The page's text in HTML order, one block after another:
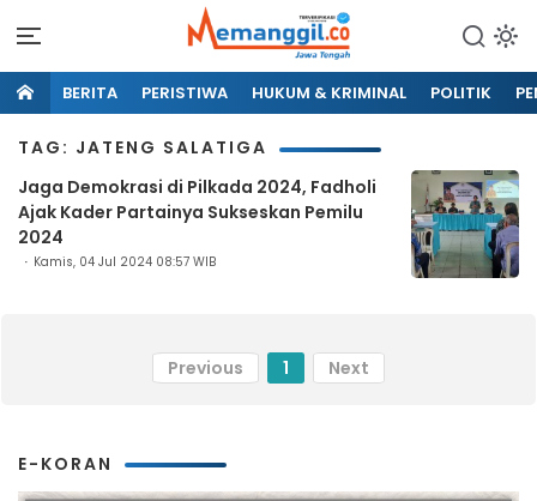
BERITA PERISTIWA HUKUM & KRIMINAL POLITIK
TAG: JATENG SALATIGA
Jaga Demokrasi di Pilkada 2024, Fadholi
Ajak Kader Partainya Sukseskan Pemilu
2024
Kamis, 04 Jul 2024 08:57 WIB
Previous 1 Next
E-KORAN